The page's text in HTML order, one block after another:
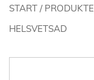
START /
HELSVETSAD